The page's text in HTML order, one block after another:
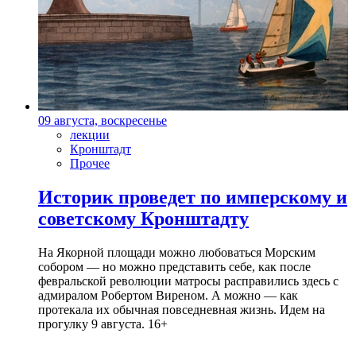
09 августа, воскресенье
лекции
Кронштадт
Прочее
Историк проведет по имперскому и
советскому Кронштадту
На Якорной площади можно любоваться Морским
собором — но можно представить себе, как после
февральской революции матросы расправились здесь с
адмиралом Робертом Виреном. А можно — как
протекала их обычная повседневная жизнь. Идем на
прогулку 9 августа. 16+